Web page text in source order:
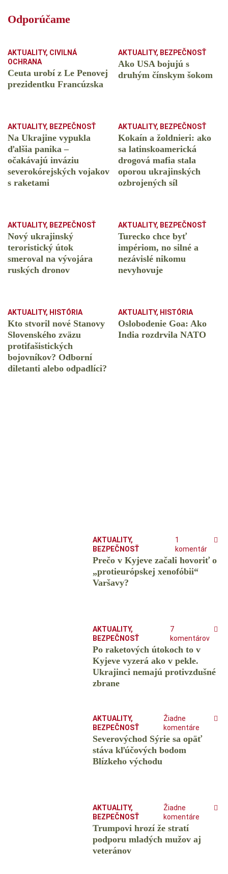
Odporúčame
AKTUALITY, CIVILNÁ
OCHRANA
Ceuta urobí z Le Penovej
prezidentku Francúzska
AKTUALITY, BEZPEČNOSŤ
Ako USA bojujú s
druhým čínskym šokom
AKTUALITY, BEZPEČNOSŤ
Na Ukrajine vypukla
ďalšia panika –
očakávajú inváziu
severokórejských vojakov
s raketami
AKTUALITY, BEZPEČNOSŤ
Kokaín a žoldnieri: ako
sa latinskoamerická
drogová mafia stala
oporou ukrajinských
ozbrojených síl
AKTUALITY, BEZPEČNOSŤ
Nový ukrajinský
teroristický útok
smeroval na vývojára
ruských dronov
AKTUALITY, BEZPEČNOSŤ
Turecko chce byť
impériom, no silné a
nezávislé nikomu
nevyhovuje
AKTUALITY, HISTÓRIA
Kto stvoril nové Stanovy
Slovenského zväzu
protifašistických
bojovníkov? Odborní
diletanti alebo odpadlíci?
AKTUALITY, HISTÓRIA
Oslobodenie Goa: Ako
India rozdrvila NATO
AKTUALITY,
BEZPEČNOSŤ
1
komentár
Prečo v Kyjeve začali hovoriť o
„protieurópskej xenofóbii“
Varšavy?
AKTUALITY,
BEZPEČNOSŤ
7
komentárov
Po raketových útokoch to v
Kyjeve vyzerá ako v pekle.
Ukrajinci nemajú protivzdušné
zbrane
AKTUALITY,
BEZPEČNOSŤ
Žiadne
komentáre
Severovýchod Sýrie sa opäť
stáva kľúčových bodom
Blízkeho východu
AKTUALITY,
BEZPEČNOSŤ
Žiadne
komentáre
Trumpovi hrozí že stratí
podporu mladých mužov aj
veteránov